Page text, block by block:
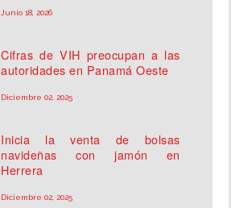
Junio 18, 2026
Cifras de VIH preocupan a las
autoridades en Panamá Oeste
Diciembre 02, 2025
Inicia la venta de bolsas
navideñas con jamón en
Herrera
Diciembre 02, 2025